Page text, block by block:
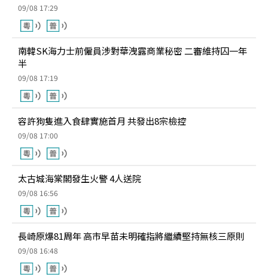
09/08 17:29
南韓SK海力士前僱員涉對華洩露商業秘密 二審維持囚一年
半
09/08 17:19
容許狗隻進入食肆實施首月 共發出8宗檢控
09/08 17:00
太古城海棠閣發生火警 4人送院
09/08 16:56
長崎原爆81周年 高市早苗未明確指將繼續堅持無核三原則
09/08 16:48